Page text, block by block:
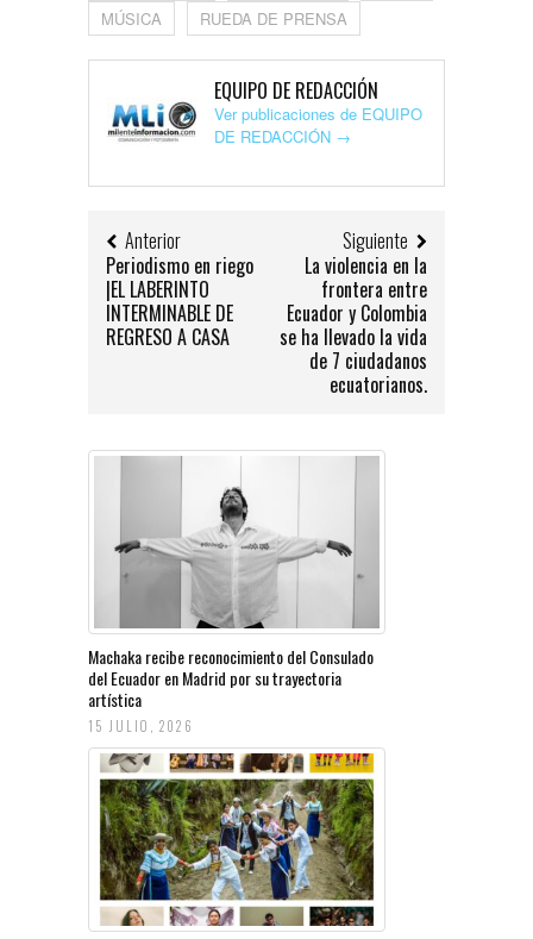
MÚSICA RUEDA DE PRENSA
EQUIPO DE REDACCIÓN
Ver publicaciones de EQUIPO
DE REDACCIÓN →
Anterior
Periodismo en riego
|EL LABERINTO
INTERMINABLE DE
REGRESO A CASA
Siguiente
La violencia en la
frontera entre
Ecuador y Colombia
se ha llevado la vida
de 7 ciudadanos
ecuatorianos.
Machaka recibe reconocimiento del Consulado
del Ecuador en Madrid por su trayectoria
artística
15 JULIO, 2026